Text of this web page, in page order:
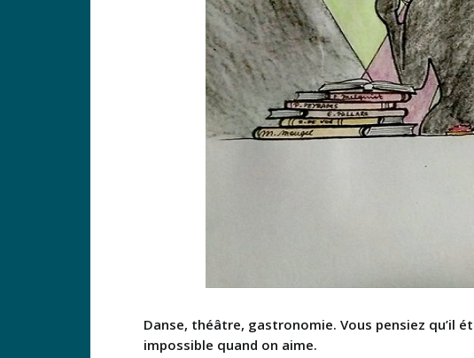
Danse, théâtre, gastronomie. Vous pensiez qu’il
impossible quand on aime.